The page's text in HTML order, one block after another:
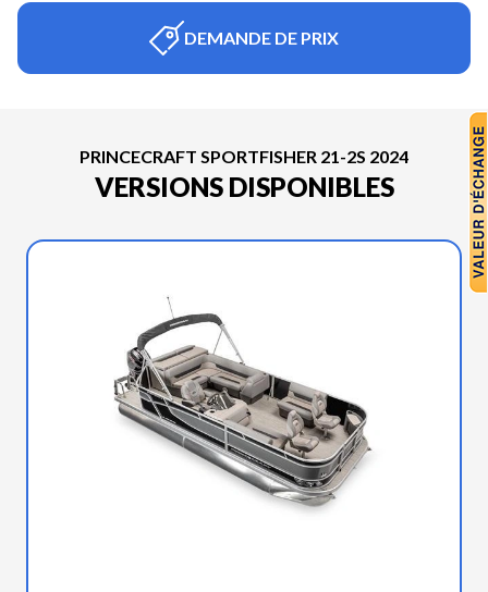
DEMANDE DE PRIX
PRINCECRAFT SPORTFISHER 21-2S 2024
VERSIONS DISPONIBLES